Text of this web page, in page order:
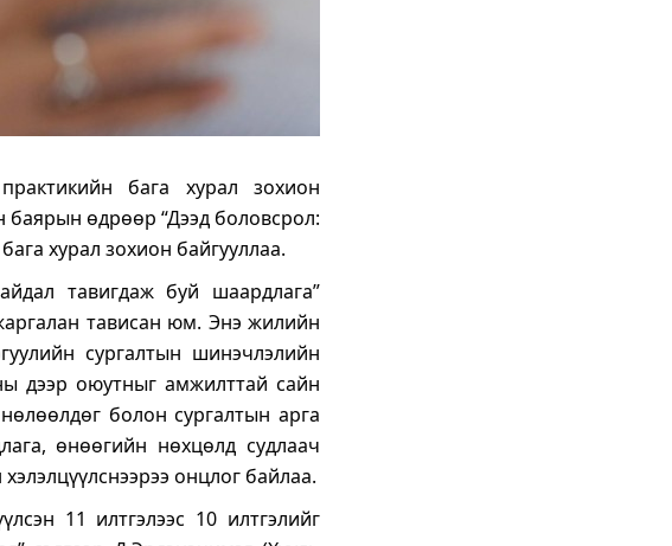
бага хурал зохион
баярын өдрөөр “Дээд боловсрол:
хурал зохион байгууллаа.
тавигдаж буй шаардлага”
тависан юм. Энэ жилийн
сургалтын шинэчлэлийн
дээр оюутныг амжилттай сайн
болон сургалтын арга
өнөөгийн нөхцөлд судлаач
онцлог байлаа.
11 илтгэлээс 10 илтгэлийг